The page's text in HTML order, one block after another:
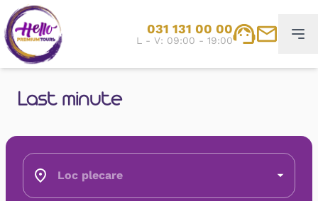
031 131 00 00
L - V: 09:00 - 19:00
Last minute
Loc plecare